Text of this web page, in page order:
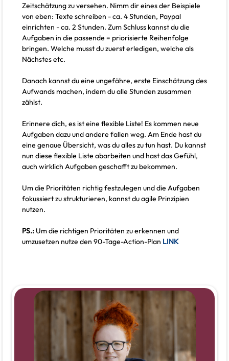
Zeitschätzung zu versehen. Nimm dir eines der Beispiele
von eben: Texte schreiben - ca. 4 Stunden, Paypal
einrichten - ca. 2 Stunden. Zum Schluss kannst du die
Aufgaben in die passende = priorisierte Reihenfolge
bringen. Welche musst du zuerst erledigen, welche als
Nächstes etc.
Danach kannst du eine ungefähre, erste Einschätzung des
Aufwands machen, indem du alle Stunden zusammen
zählst.
Erinnere dich, es ist eine flexible Liste! Es kommen neue
Aufgaben dazu und andere fallen weg. Am Ende hast du
eine genaue Übersicht, was du alles zu tun hast. Du kannst
nun diese flexible Liste abarbeiten und hast das Gefühl,
auch wirklich Aufgaben geschafft zu bekommen.
Um die Prioritäten richtig festzulegen und die Aufgaben
fokussiert zu strukturieren, kannst du agile Prinzipien
nutzen.
PS.: Um die richtigen Prioritäten zu erkennen und
umzusetzen nutze den 90-Tage-Action-Plan LINK